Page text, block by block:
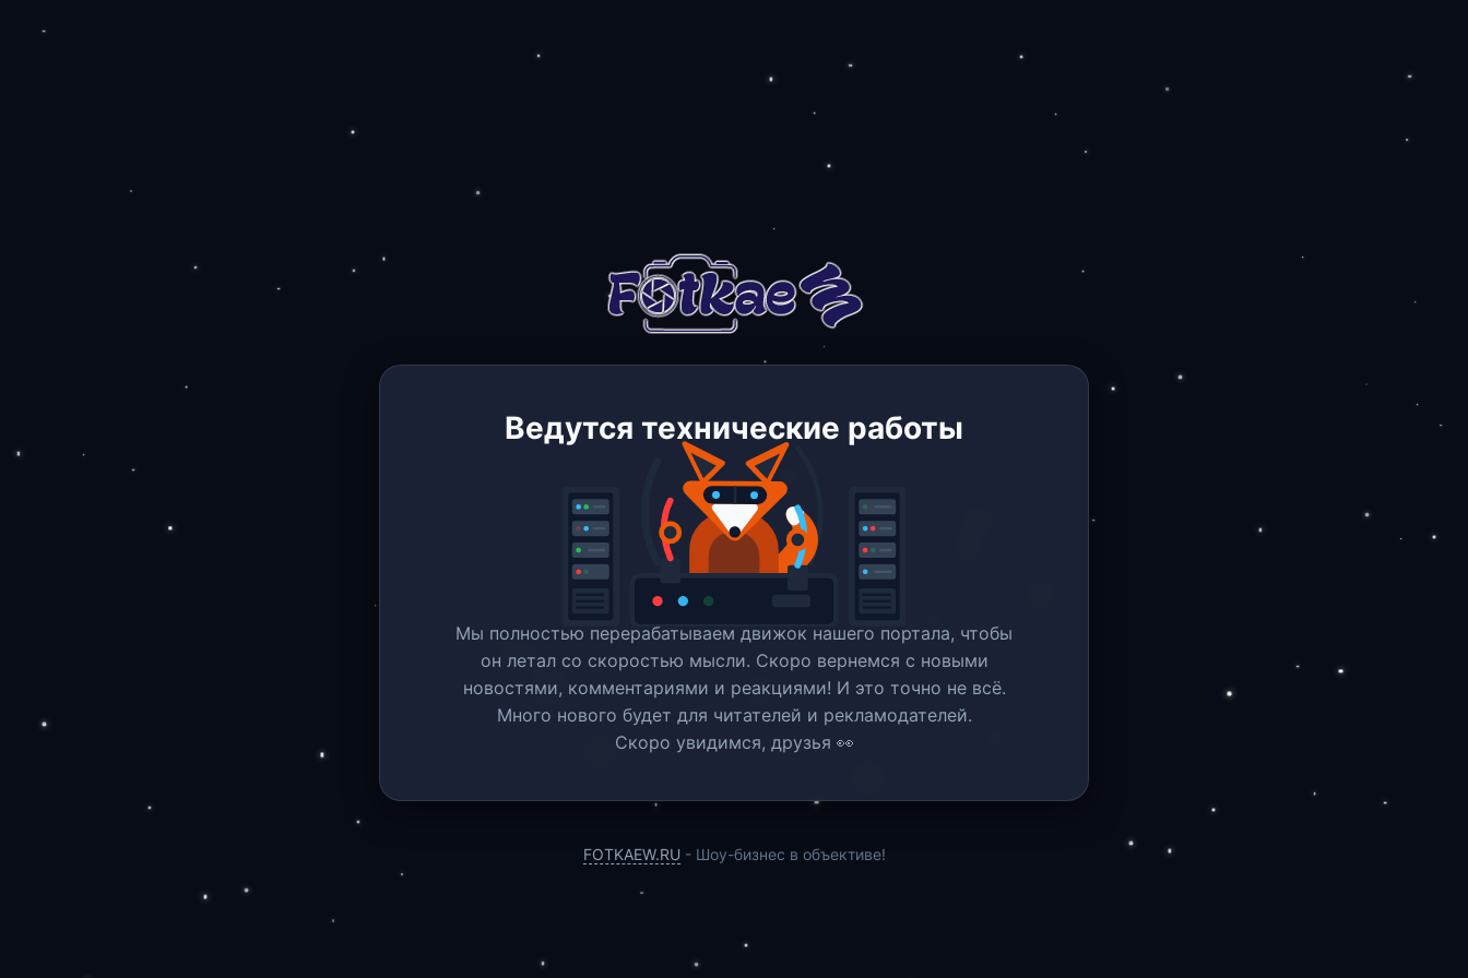
Ведутся технические работы
Мы полностью перерабатываем движок нашего портала, чтобы
он летал со скоростью мысли. Скоро вернемся c новыми
новостями, комментариями и реакциями! И это точно не всё.
Много нового будет для читателей и рекламодателей.
Скоро увидимся, друзья 👀
FOTKAEW.RU - Шоу-бизнес в объективе!